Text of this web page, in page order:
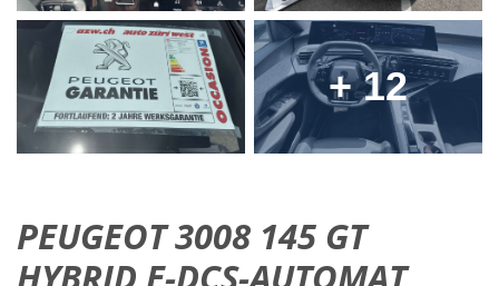
+ 12
PEUGEOT 3008 145 GT